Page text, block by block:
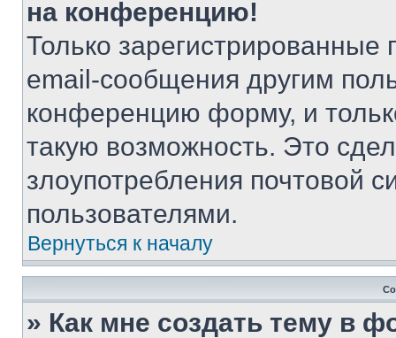
на конференцию!
Только зарегистрированные
email-сообщения другим
конференцию форму, и
такую возможность. Это
злоупотребления почтовой
пользователями.
Вернуться к началу
» Как мне создать тему в